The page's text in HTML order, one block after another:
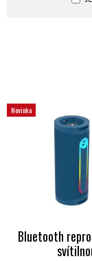
Novinka
Bluetooth